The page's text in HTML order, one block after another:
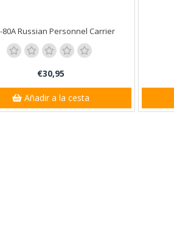
80A Russian Personnel Carrier
€30,95
Añadir a la cesta